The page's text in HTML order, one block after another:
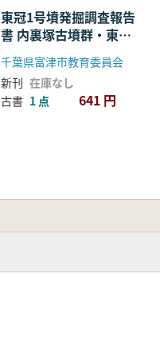
東冠1号墳発掘調査報告
書 内裏塚古墳群・東冠1
号墳周溝調査
千葉県富津市教育委員会
新刊 在庫なし
古書 1 点 641 円